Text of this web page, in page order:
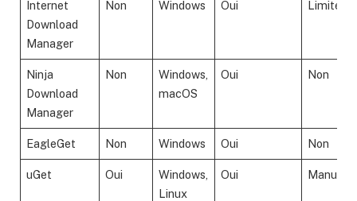
Internet
Download
Manager
Non Windows Oui Limité
Ninja
Download
Manager
Non
Windows,
macOS
Oui Non
EagleGet Non Windows Oui Non
uGet Oui
Windows,
Linux
Oui Manuel